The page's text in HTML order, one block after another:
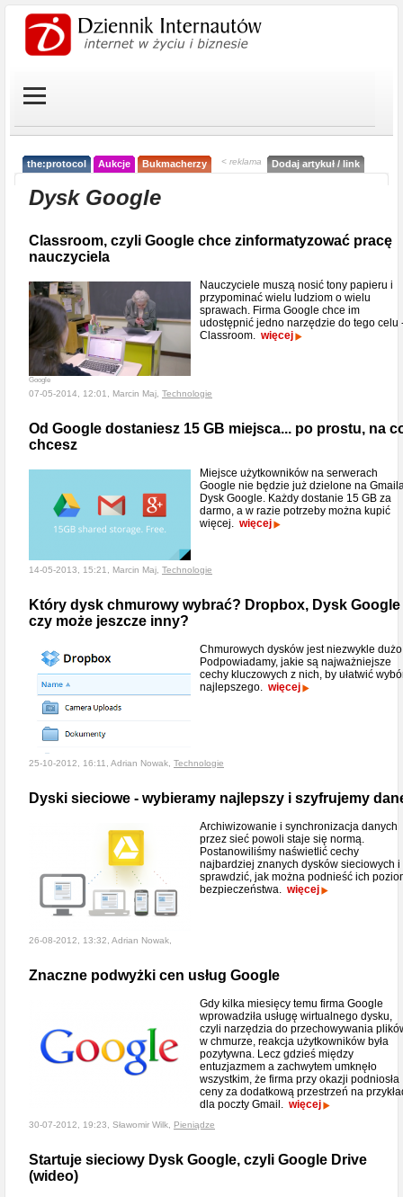
the:protocol Aukcje Bukmacherzy < reklama Dodaj artykuł / link
Dysk Google
Classroom, czyli Google chce zinformatyzować pracę
nauczyciela
Google
Nauczyciele muszą nosić tony papieru i
przypominać wielu ludziom o wielu
sprawach. Firma Google chce im
udostępnić jedno narzędzie do tego celu
Classroom. więcej
07-05-2014, 12:01, Marcin Maj, Technologie
Od Google dostaniesz 15 GB miejsca... po prostu, na
chcesz
Miejsce użytkowników na serwerach
Google nie będzie już dzielone na
Dysk Google. Każdy dostanie 15 GB za
darmo, a w razie potrzeby można kupić
więcej. więcej
14-05-2013, 15:21, Marcin Maj, Technologie
Który dysk chmurowy wybrać? Dropbox, Dysk Google
czy może jeszcze inny?
Chmurowych dysków jest niezwykle
Podpowiadamy, jakie są najważniejsze
cechy kluczowych z nich, by ułatwić
najlepszego. więcej
25-10-2012, 16:11, Adrian Nowak, Technologie
Dyski sieciowe - wybieramy najlepszy i szyfrujemy
Archiwizowanie i synchronizacja danych
przez sieć powoli staje się normą.
Postanowiliśmy naświetlić cechy
najbardziej znanych dysków sieciowych i
sprawdzić, jak można podnieść ich
bezpieczeństwa. więcej
26-08-2012, 13:32, Adrian Nowak,
Znaczne podwyżki cen usług Google
Gdy kilka miesięcy temu firma Google
wprowadziła usługę wirtualnego dysku,
czyli narzędzia do przechowywania
w chmurze, reakcja użytkowników była
pozytywna. Lecz gdzieś między
entuzjazmem a zachwytem umknęło
wszystkim, że firma przy okazji podniosła
ceny za dodatkową przestrzeń na
dla poczty Gmail. więcej
30-07-2012, 19:23, Sławomir Wilk, Pieniądze
Startuje sieciowy Dysk Google, czyli Google Drive
(wideo)